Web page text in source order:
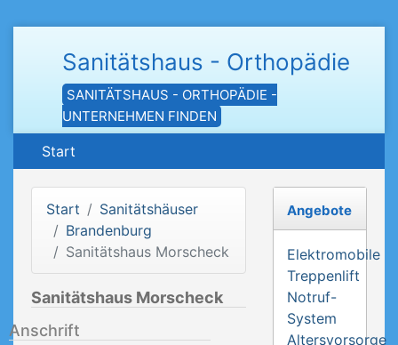
Sanitätshaus - Orthopädie
SANITÄTSHAUS - ORTHOPÄDIE -
UNTERNEHMEN FINDEN
Start
Start
Sanitätshäuser
Brandenburg
Sanitätshaus Morscheck
Sanitätshaus Morscheck
Anschrift
Angebote
Elektromobile
Treppenlift
Notruf-
System
Altersvorsorge